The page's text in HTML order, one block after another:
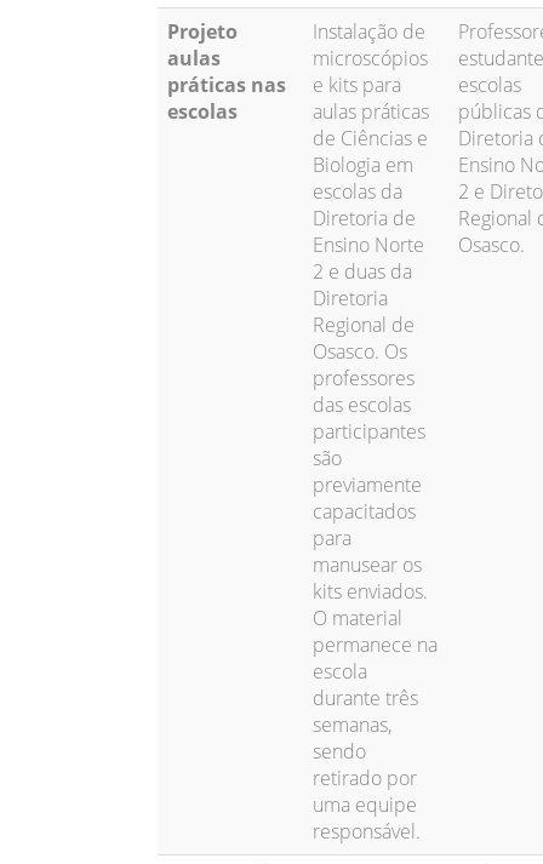
Projeto
aulas
práticas nas
escolas
Instalação de
microscópios
e kits para
aulas práticas
de Ciências e
Biologia em
escolas da
Diretoria de
Ensino Norte
2 e duas da
Diretoria
Regional de
Osasco. Os
professores
das escolas
participantes
são
previamente
capacitados
para
manusear os
kits enviados.
O material
permanece na
escola
durante três
semanas,
sendo
retirado por
uma equipe
responsável.
escolas
públicas
Diretoria
Ensino
2 e
Regional
Osasco.